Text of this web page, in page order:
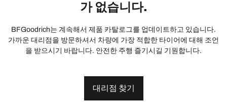
가 없습니다.
BFGoodrich는 계속해서 제품 카탈로그를 업데이트하고 있습니다.
가까운 대리점을 방문하셔서 차량에 가장 적합한 타이어에 대해 조언
을 받으시기 바랍니다. 안전한 주행 즐기시길 기원합니다.
대리점 찾기